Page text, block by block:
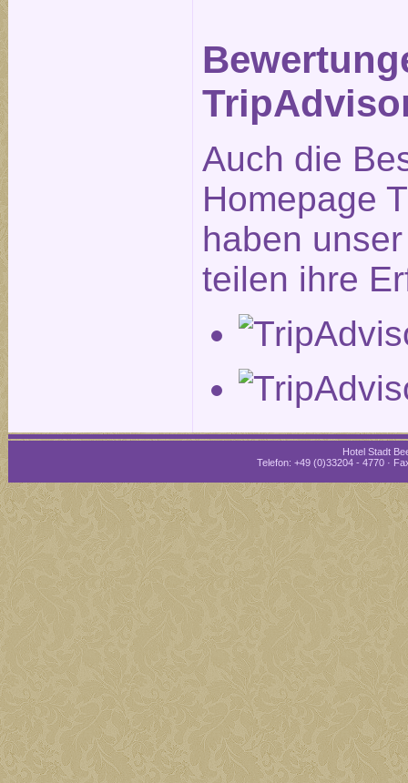
Auch die
Homepage
haben
teilen ihre
Hotel Stadt
Telefon: +49 (0)33204 - 4770 ·